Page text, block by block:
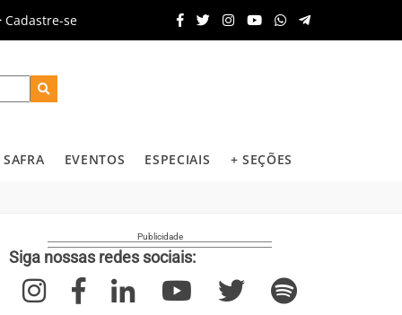
Cadastre-se
SAFRA EVENTOS ESPECIAIS + SEÇÕES
Siga nossas redes sociais: